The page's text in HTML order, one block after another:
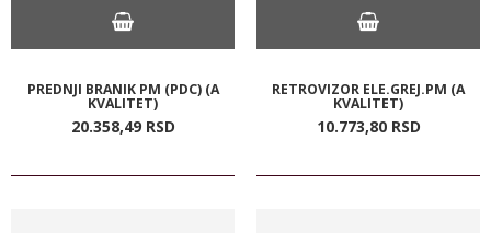
PREDNJI BRANIK PM (PDC) (A
KVALITET)
20.358,49 RSD
RETROVIZOR ELE.GREJ.PM (A
KVALITET)
10.773,80 RSD